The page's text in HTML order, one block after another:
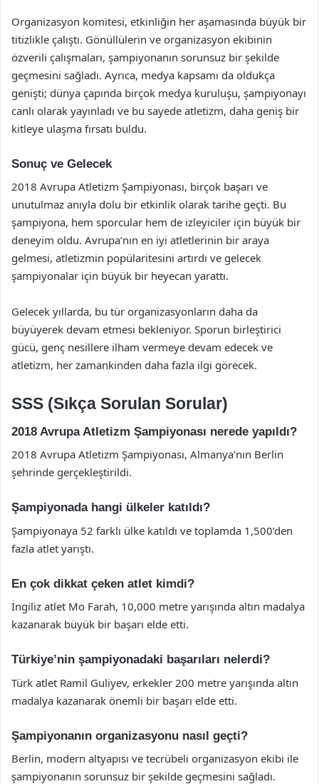
Organizasyon komitesi, etkinliğin her aşamasında büyük bir
titizlikle çalıştı. Gönüllülerin ve organizasyon ekibinin
özverili çalışmaları, şampiyonanın sorunsuz bir şekilde
geçmesini sağladı. Ayrıca, medya kapsamı da oldukça
genişti; dünya çapında birçok medya kuruluşu, şampiyonayı
canlı olarak yayınladı ve bu sayede atletizm, daha geniş bir
kitleye ulaşma fırsatı buldu.
Sonuç ve Gelecek
2018 Avrupa Atletizm Şampiyonası, birçok başarı ve
unutulmaz anıyla dolu bir etkinlik olarak tarihe geçti. Bu
şampiyona, hem sporcular hem de izleyiciler için büyük bir
deneyim oldu. Avrupa’nın en iyi atletlerinin bir araya
gelmesi, atletizmin popülaritesini artırdı ve gelecek
şampiyonalar için büyük bir heyecan yarattı.
Gelecek yıllarda, bu tür organizasyonların daha da
büyüyerek devam etmesi bekleniyor. Sporun birleştirici
gücü, genç nesillere ilham vermeye devam edecek ve
atletizm, her zamankinden daha fazla ilgi görecek.
SSS (Sıkça Sorulan Sorular)
2018 Avrupa Atletizm Şampiyonası nerede yapıldı?
2018 Avrupa Atletizm Şampiyonası, Almanya’nın Berlin
şehrinde gerçekleştirildi.
Şampiyonada hangi ülkeler katıldı?
Şampiyonaya 52 farklı ülke katıldı ve toplamda 1,500’den
fazla atlet yarıştı.
En çok dikkat çeken atlet kimdi?
İngiliz atlet Mo Farah, 10,000 metre yarışında altın madalya
kazanarak büyük bir başarı elde etti.
Türkiye’nin şampiyonadaki başarıları nelerdi?
Türk atlet Ramil Guliyev, erkekler 200 metre yarışında altın
madalya kazanarak önemli bir başarı elde etti.
Şampiyonanın organizasyonu nasıl geçti?
Berlin, modern altyapısı ve tecrübeli organizasyon ekibi ile
şampiyonanın sorunsuz bir şekilde geçmesini sağladı.